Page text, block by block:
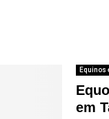
Equinos
em